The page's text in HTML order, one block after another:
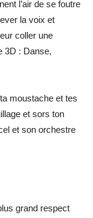
l’air de se foutre
la voix et
coller une
3D : Danse,
moustache et tes
et sors ton
et son orchestre
grand respect